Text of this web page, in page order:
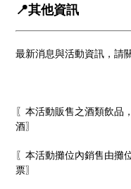
📍其他資訊
最新消息與活動資訊，請
〖本活動販售之酒類飲品
酒〗
〖本活動攤位內銷售由攤
票〗